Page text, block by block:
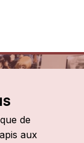
de
aux